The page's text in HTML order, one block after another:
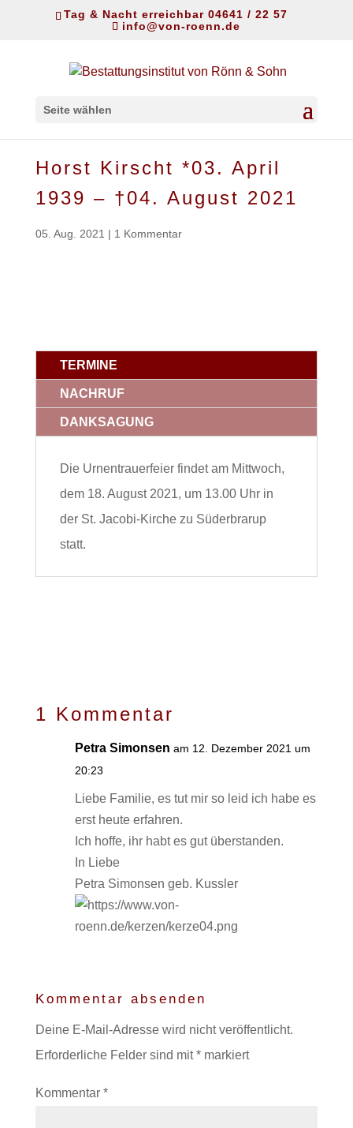
Tag & Nacht erreichbar 04641 / 22 57
info@von-roenn.de
Seite wählen
Horst Kirscht *03. April
1939 – †04. August 2021
05. Aug. 2021 | 1 Kommentar
TERMINE
NACHRUF
DANKSAGUNG
Die Urnentrauerfeier findet am Mittwoch,
dem 18. August 2021, um 13.00 Uhr in
der St. Jacobi-Kirche zu Süderbrarup
statt.
1 Kommentar
Petra Simonsen am 12. Dezember 2021 um
20:23
Liebe Familie, es tut mir so leid ich habe es
erst heute erfahren.
Ich hoffe, ihr habt es gut überstanden.
In Liebe
Petra Simonsen geb. Kussler
Kommentar absenden
Deine E-Mail-Adresse wird nicht veröffentlicht.
Erforderliche Felder sind mit*markiert
Kommentar *